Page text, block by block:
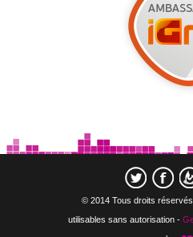
© 2014 Tous droits
utilisables sans autorisation -